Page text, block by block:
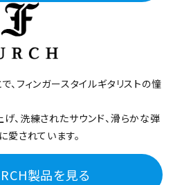
、フィンガースタイルギタリストの憧
、洗練されたサウンド、滑らかな弾
愛されています。
製品を見る